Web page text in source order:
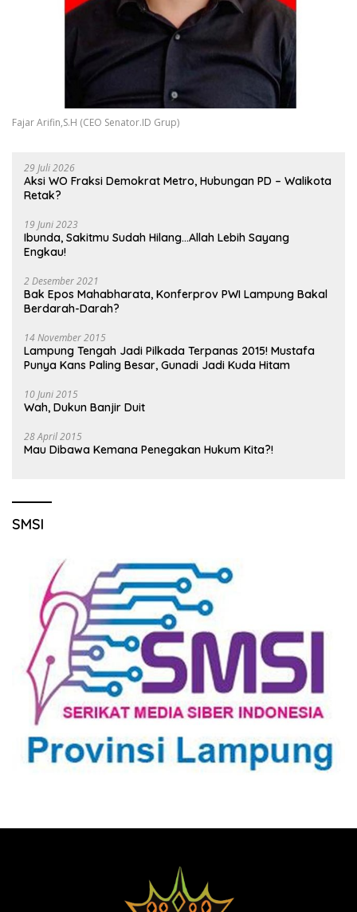
Fajar Arifin,S.H (CEO Senator.ID Grup)
29 Juli 2026
Aksi WO Fraksi Demokrat Metro, Hubungan PD – Walikota
Retak?
19 Juni 2023
Ibunda, Sakitmu Sudah Hilang…Allah Lebih Sayang
Engkau!
2 Desember 2021
Bak Epos Mahabharata, Konferprov PWI Lampung Bakal
Berdarah-Darah?
14 November 2015
Lampung Tengah Jadi Pilkada Terpanas 2015! Mustafa
Punya Kans Paling Besar, Gunadi Jadi Kuda Hitam
10 Juni 2015
Wah, Dukun Banjir Duit
28 April 2015
Mau Dibawa Kemana Penegakan Hukum Kita?!
SMSI